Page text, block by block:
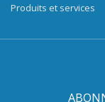
Produits et services